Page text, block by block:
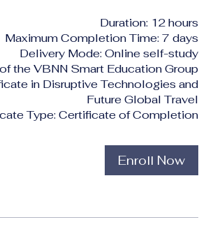
Duration: 12 hours
Maximum Completion Time: 7 days
Delivery Mode: Online self-study
the VBNN Smart Education Group
in Disruptive Technologies and
Future Global Travel
Type: Certificate of Completion
Enroll Now